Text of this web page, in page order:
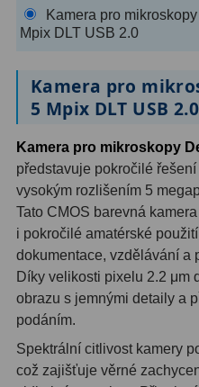
Hβ6
Planetární2
Barevné
Barlow čočky 65
Barlow 2x 38
Barlow 3x12
Barlow 4x3
Barlow 5x
Převracecí4
Kamera pro
Mpix DLT USB 2.0
Kamera pro
5 Mpix DLT USB 2.0
Kamera pro mikroskopy
představuje pokročilé
vysokým rozlišením 5
Tato CMOS barevná
i pokročilé amatérské
dokumentace, vzdělávání a
Díky velikosti pixelu 2.2 μm
obrazu s jemnými detaily a
podáním.
Spektrální citlivost kamery
což zajišťuje věrné